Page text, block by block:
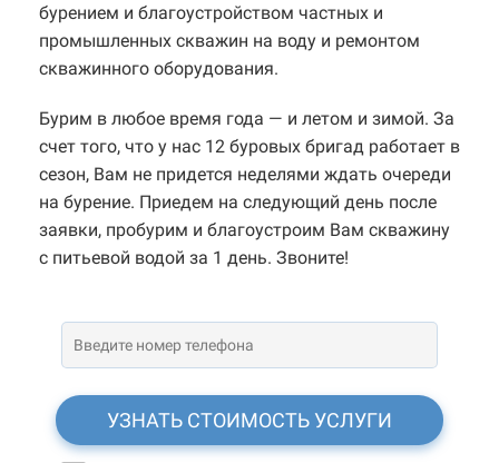
бурением и благоустройством частных и
промышленных скважин на воду и ремонтом
скважинного оборудования.
Бурим в любое время года — и летом и зимой. За
счет того, что у нас 12 буровых бригад работает в
сезон, Вам не придется неделями ждать очереди
на бурение. Приедем на следующий день после
заявки, пробурим и благоустроим Вам скважину
с питьевой водой за 1 день. Звоните!
УЗНАТЬ СТОИМОСТЬ УСЛУГИ